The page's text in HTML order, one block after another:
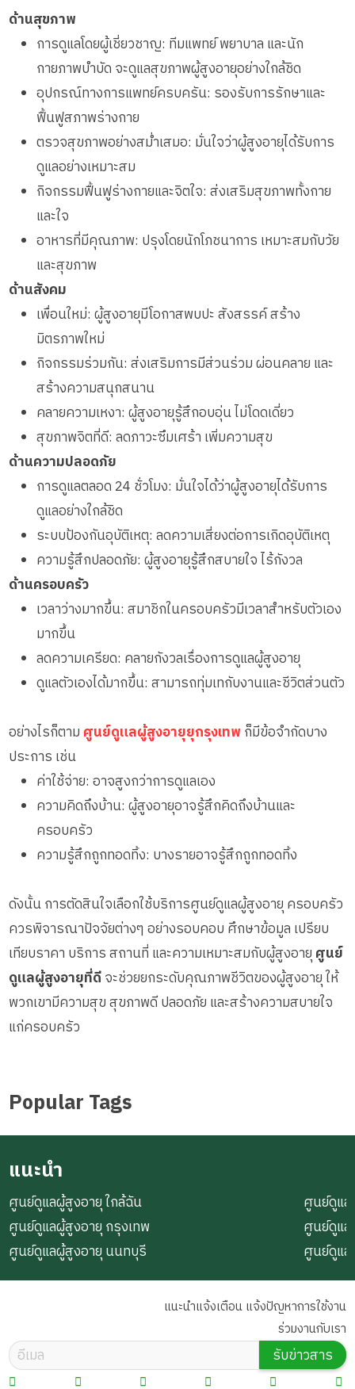
ด้านสุขภาพ
การดูแลโดยผู้เชี่ยวชาญ: ทีมแพทย์ พยาบาล และนัก
กายภาพบำบัด จะดูแลสุขภาพผู้สูงอายุอย่างใกล้ชิด
อุปกรณ์ทางการแพทย์ครบครัน: รองรับการรักษาและ
ฟื้นฟูสภาพร่างกาย
ตรวจสุขภาพอย่างสม่ำเสมอ: มั่นใจว่าผู้สูงอายุได้รับการ
ดูแลอย่างเหมาะสม
กิจกรรมฟื้นฟูร่างกายและจิตใจ: ส่งเสริมสุขภาพทั้งกาย
และใจ
อาหารที่มีคุณภาพ: ปรุงโดยนักโภชนาการ เหมาะสมกับวัย
และสุขภาพ
ด้านสังคม
เพื่อนใหม่: ผู้สูงอายุมีโอกาสพบปะ สังสรรค์ สร้าง
มิตรภาพใหม่
กิจกรรมร่วมกัน: ส่งเสริมการมีส่วนร่วม ผ่อนคลาย และ
สร้างความสนุกสนาน
คลายความเหงา: ผู้สูงอายุรู้สึกอบอุ่น ไม่โดดเดี่ยว
สุขภาพจิตที่ดี: ลดภาวะซึมเศร้า เพิ่มความสุข
ด้านความปลอดภัย
การดูแลตลอด 24 ชั่วโมง: มั่นใจได้ว่าผู้สูงอายุได้รับการ
ดูแลอย่างใกล้ชิด
ระบบป้องกันอุบัติเหตุ: ลดความเสี่ยงต่อการเกิดอุบัติเหตุ
ความรู้สึกปลอดภัย: ผู้สูงอายุรู้สึกสบายใจ ไร้กังวล
ด้านครอบครัว
เวลาว่างมากขึ้น: สมาชิกในครอบครัวมีเวลาสำหรับตัวเอง
มากขึ้น
ลดความเครียด: คลายกังวลเรื่องการดูแลผู้สูงอายุ
ดูแลตัวเองได้มากขึ้น: สามารถทุ่มเทกับงานและชีวิตส่วนตัว
อย่างไรก็ตาม ศูนย์ดูแลผู้สูงอายุยุกรุงเทพ ก็มีข้อจำกัดบาง
ประการ เช่น
ค่าใช้จ่าย: อาจสูงกว่าการดูแลเอง
ความคิดถึงบ้าน: ผู้สูงอายุอาจรู้สึกคิดถึงบ้านและ
ครอบครัว
ความรู้สึกถูกทอดทิ้ง: บางรายอาจรู้สึกถูกทอดทิ้ง
ดังนั้น การตัดสินใจเลือกใช้บริการศูนย์ดูแลผู้สูงอายุ ครอบครัว
ควรพิจารณาปัจจัยต่างๆ อย่างรอบคอบ ศึกษาข้อมูล เปรียบ
เทียบราคา บริการ สถานที่ และความเหมาะสมกับผู้สูงอายุศูนย์
ดูแลผู้สูงอายุที่ดีจะช่วยยกระดับคุณภาพชีวิตของผู้สูงอายุ ให้
พวกเขามีความสุข สุขภาพดี ปลอดภัย และสร้างความสบายใจ
แก่ครอบครัว
Popular Tags
แนะนำ
ศูนย์ดูแลผู้สูงอายุ ใกล้ฉัน
ศูนย์ดูแลผู้สูงอายุ กรุงเทพ
ศูนย์ดูแลผู้สูงอายุ นนทบุรี
ศูนย์ดูแ
ศูนย์ดูแ
ศูนย์ดูแ
แนะนำแจ้งเตือน แจ้งปัญหาการใช้งาน
ร่วมงานกับเรา
รับข่าวสาร